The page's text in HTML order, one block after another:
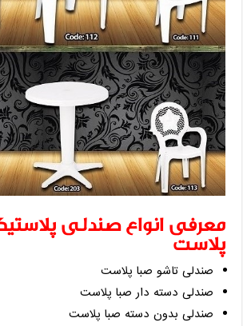
معرفی انواع صندلی
پلاست
صندلی تاشو صبا پلاست
صندلی دسته دار صبا پلاست
صندلی بدون دسته صبا پلاست